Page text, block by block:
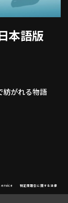
本語版
紡がれる物語
特定商取引に関する法律